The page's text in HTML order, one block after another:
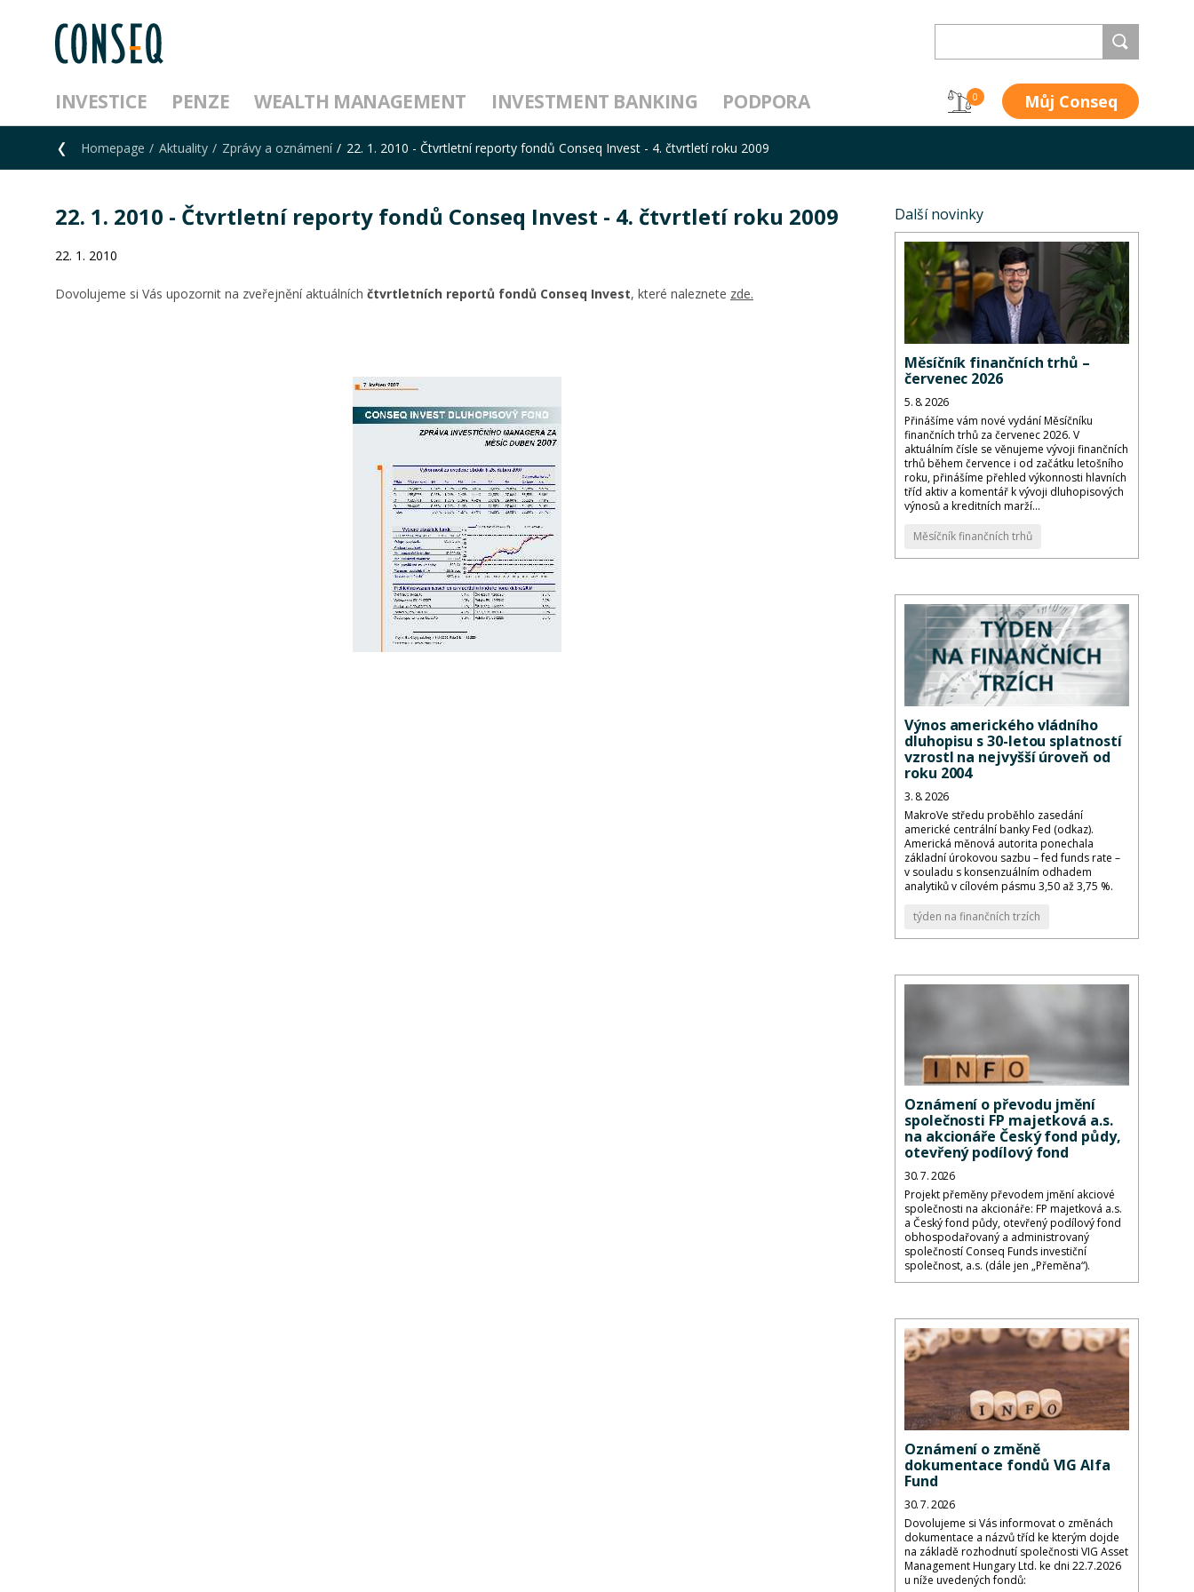
INVESTICE PENZE WEALTH MANAGEMENT INVESTMENT BANKING PODPORA 0 Můj Conseq
Homepage Aktuality Zprávy a oznámení 22. 1. 2010 - Čtvrtletní reporty fondů Conseq Invest - 4. čtvrtletí roku 2009
22. 1. 2010 - Čtvrtletní reporty fondů Conseq Invest - 4. čtvrtletí roku 2009
22. 1. 2010
Dovolujeme si Vás upozornit na zveřejnění aktuálních čtvrtletních reportů fondů Conseq Invest, které naleznete zde.
Další novinky
Měsíčník finančních trhů –
červenec 2026
5. 8. 2026
Přinášíme vám nové vydání Měsíčníku
finančních trhů za červenec 2026. V
aktuálním čísle se věnujeme vývoji finančních
trhů během července i od začátku letošního
roku, přinášíme přehled výkonnosti hlavních
tříd aktiv a komentář k vývoji dluhopisových
výnosů a kreditních marží...
Měsíčník finančních trhů
Výnos amerického vládního
dluhopisu s 30-letou splatností
vzrostl na nejvyšší úroveň od
roku 2004
3. 8. 2026
MakroVe středu proběhlo zasedání
americké centrální banky Fed (odkaz).
Americká měnová autorita ponechala
základní úrokovou sazbu – fed funds rate –
v souladu s konsenzuálním odhadem
analytiků v cílovém pásmu 3,50 až 3,75 %.
týden na finančních trzích
Oznámení o převodu jmění
společnosti FP majetková a.s.
na akcionáře Český fond půdy,
otevřený podílový fond
30. 7. 2026
Projekt přeměny převodem jmění akciové
společnosti na akcionáře: FP majetková a.s.
a Český fond půdy, otevřený podílový fond
obhospodařovaný a administrovaný
společností Conseq Funds investiční
společnost, a.s. (dále jen „Přeměna“).
Oznámení o změně
dokumentace fondů VIG Alfa
Fund
30. 7. 2026
Dovolujeme si Vás informovat o změnách
dokumentace a názvů tříd ke kterým dojde
na základě rozhodnutí společnosti VIG Asset
Management Hungary Ltd. ke dni 22.7.2026
u níže uvedených fondů: